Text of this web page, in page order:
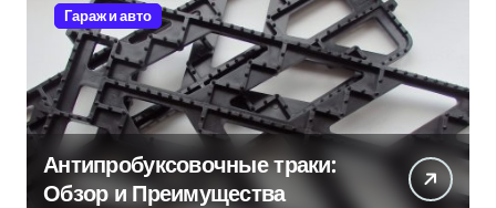
Гараж и авто
Антипробуксовочные траки:
Обзор и Преимущества